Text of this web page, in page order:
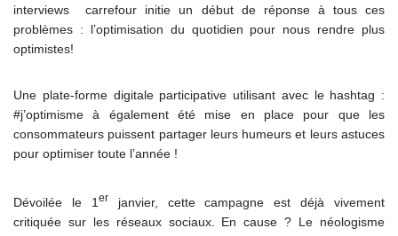
interviews carrefour initie un début de réponse à tous ces
problèmes : l’optimisation du quotidien pour nous rendre plus
optimistes!
Une plate-forme digitale participative utilisant avec le hashtag :
#j’optimisme à également été mise en place pour que les
consommateurs puissent partager leurs humeurs et leurs astuces
pour optimiser toute l’année !
Dévoilée le 1 er
janvier, cette campagne est déjà vivement
critiquée sur les réseaux sociaux. En cause ? Le néologisme